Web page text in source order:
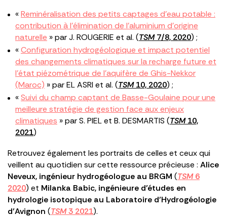
«Reminéralisation des petits captages d’eau potable :
contribution à l’élimination de l’aluminium d’origine
naturelle » par J. ROUGERIE et al. (TSM7/8, 2020) ;
«Configuration hydrogéologique et impact potentiel
des changements climatiques sur la recharge future et
l’état piézométrique de l’aquifère de Ghis-Nekkor
(Maroc) » par EL ASRI et al. (TSM10, 2020) ;
«Suivi du champ captant de Basse-Goulaine pour une
meilleure stratégie de gestion face aux enjeux
climatiques » par S. PIEL et B. DESMARTIS (TSM10,
2021)
Retrouvez également les portraits de celles et ceux qui
veillent au quotidien sur cette ressource précieuse : Alice
Neveux, ingénieur hydrogéologue au BRGM (TSM6
2020) et Milanka Babic, ingénieure d’études en
hydrologie isotopique au Laboratoire d’Hydrogéologie
d’Avignon (TSM3 2021).